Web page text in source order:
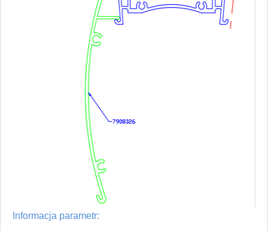
Informacja parametr: